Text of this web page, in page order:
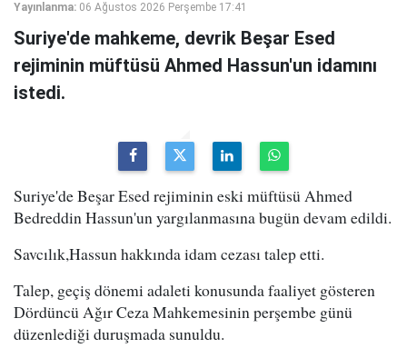
Yayınlanma: 06 Ağustos 2026 Perşembe 17:41
Suriye'de mahkeme, devrik Beşar Esed
rejiminin müftüsü Ahmed Hassun'un idamını
istedi.
Suriye'de Beşar Esed rejiminin eski müftüsü Ahmed
Bedreddin Hassun'un yargılanmasına bugün devam edildi.
Savcılık,Hassun hakkında idam cezası talep etti.
Talep, geçiş dönemi adaleti konusunda faaliyet gösteren
Dördüncü Ağır Ceza Mahkemesinin perşembe günü
düzenlediği duruşmada sunuldu.